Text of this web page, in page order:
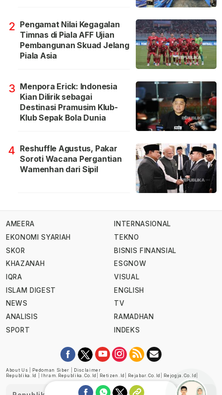
2 Pengamat Nilai Kegagalan
Timnas di Piala AFF Ujian
Pembangunan Skuad Jelang
Piala Asia
3 Menpora Erick: Indonesia
Kian Dilirik sebagai
Destinasi Pramusim Klub-
Klub Sepak Bola Dunia
4 Reshuffle Agustus, Pakar
Soroti Wacana Pergantian
Wamenhan dari Sipil
AMEERA
EKONOMI SYARIAH
SKOR
KHAZANAH
IQRA
ISLAM DIGEST
NEWS
ANALISIS
SPORT
INTERNASIONAL
TEKNO
BISNIS FINANSIAL
ESGNOW
VISUAL
ENGLISH
TV
RAMADHAN
INDEKS
About Us Pedoman Siber
Disclaimer
Republika.id
Ihram.republika.co.id Retizen.id Rejabar.co.id Rejogja.co.id